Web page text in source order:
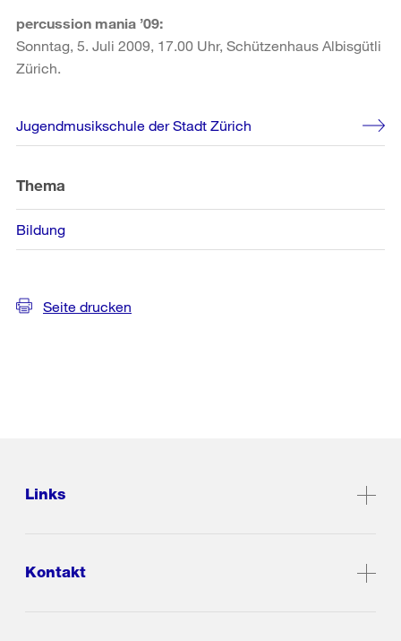
percussion mania ’09:
Sonntag, 5. Juli 2009, 17.00 Uhr, Schützenhaus Albisgütli
Zürich.
Weitere
Informationen
Jugendmusikschule der Stadt Zürich
Thema
Bildung
Seite drucken
Links
Kontakt